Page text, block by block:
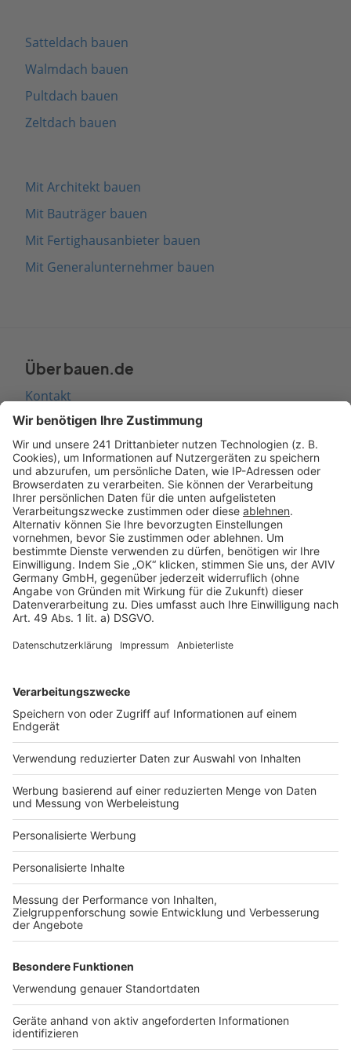
Satteldach bauen
Walmdach bauen
Pultdach bauen
Zeltdach bauen
Mit Architekt bauen
Mit Bauträger bauen
Mit Fertighausanbieter bauen
Mit Generalunternehmer bauen
Über bauen.de
Kontakt
Seitenaufbau
Barrierefreiheit
Cookie Einstellungen
Rechtliches
AGB-Übersicht
Datenschutz
Impressum
Services
Bauprojekt-Quiz
Häuser-Suche
Hausanbieter-Suche
Bauprojekt-Profil
Für Unternehmen
Ihre Baufirma auf bauen.de
Kostenloses Infogespräch